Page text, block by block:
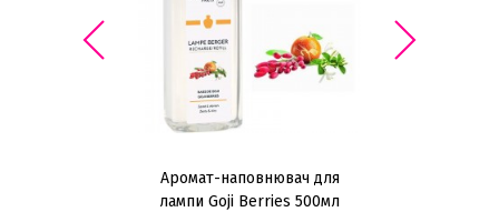
Аромат-наповнювач для
лампи Goji Berries 500мл